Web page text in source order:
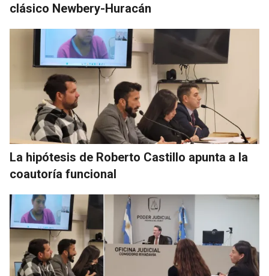
clásico Newbery-Huracán
La hipótesis de Roberto Castillo apunta a la
coautoría funcional